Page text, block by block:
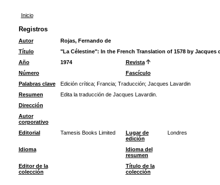
Inicio
Registros
Autor
Rojas, Fernando de
Título
"La Célestine": In the French Translation of 1578 by Jacques
Año
1974
Revista
Número
Fascículo
Palabras clave
Edición crítica; Francia; Traducción; Jacques Lavardin
Resumen
Edita la traducción de Jacques Lavardin.
Dirección
Autor
corporativo
Editorial
Tamesis Books Limited
Lugar de
edición
Londres
Idioma
Idioma del
resumen
Editor de la
colección
Título de la
colección